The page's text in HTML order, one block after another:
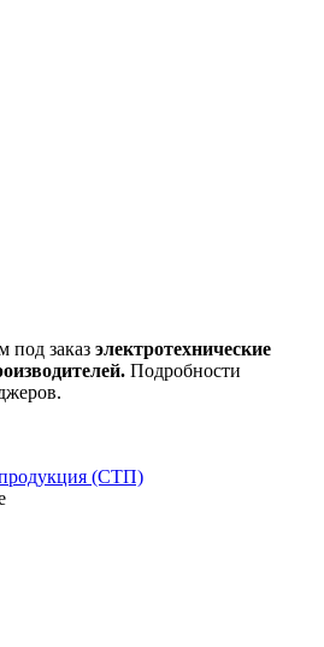
под заказ электротехнические
Подробности
продукция (СТП)